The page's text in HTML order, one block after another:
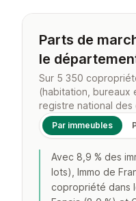
Parts de
le
Sur 5 350
(habitation, bureaux
registre national
Par immeubles
Avec 8,9 % des
lots), Immo de
copropriété dans